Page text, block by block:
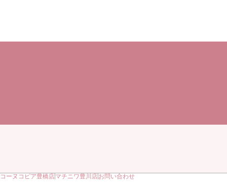
コーヌコピア豊橋店マチニワ豊川店お問い合わせ